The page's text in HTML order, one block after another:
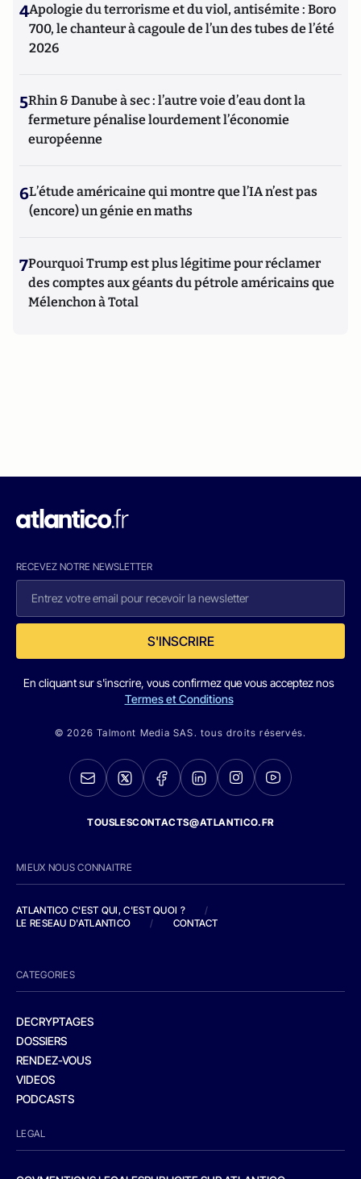
4Apologie du terrorisme et du viol, antisémite : Boro
700, le chanteur à cagoule de l’un des tubes de l’été
2026
5Rhin & Danube à sec : l’autre voie d’eau dont la
fermeture pénalise lourdement l’économie
européenne
6L’étude américaine qui montre que l’IA n’est pas
(encore) un génie en maths
7Pourquoi Trump est plus légitime pour réclamer
des comptes aux géants du pétrole américains que
Mélenchon à Total
RECEVEZ NOTRE NEWSLETTER
S'INSCRIRE
En cliquant sur s'inscrire, vous confirmez que vous acceptez nos
Termes et Conditions
© 2026 Talmont Media SAS. tous droits réservés.
TOUSLESCONTACTS@ATLANTICO.FR
MIEUX NOUS CONNAITRE
ATLANTICO C'EST QUI, C'EST QUOI ?
/
LE RESEAU D'ATLANTICO
/ CONTACT
CATEGORIES
DECRYPTAGES
DOSSIERS
RENDEZ-VOUS
VIDEOS
PODCASTS
LEGAL